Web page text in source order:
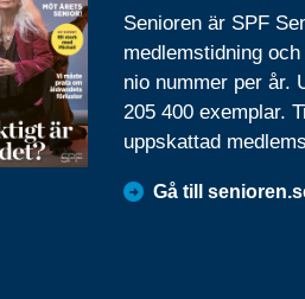
Senioren är SPF
medlemstidning
nio nummer per år.
205 400 exemplar.
uppskattad
Gå till